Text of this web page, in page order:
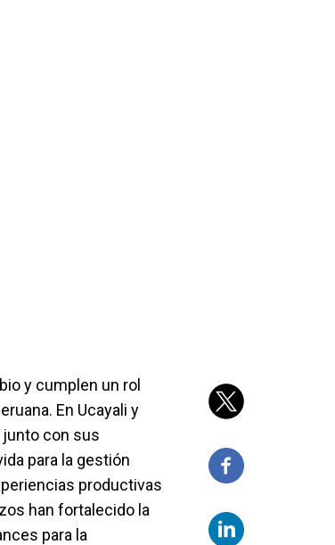
y cumplen un rol
En Ucayali y
junto con sus
para la gestión
productivas
han fortalecido la
para la